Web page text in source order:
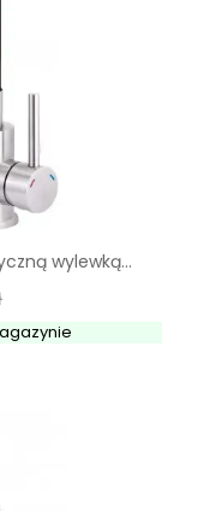
wylewką...